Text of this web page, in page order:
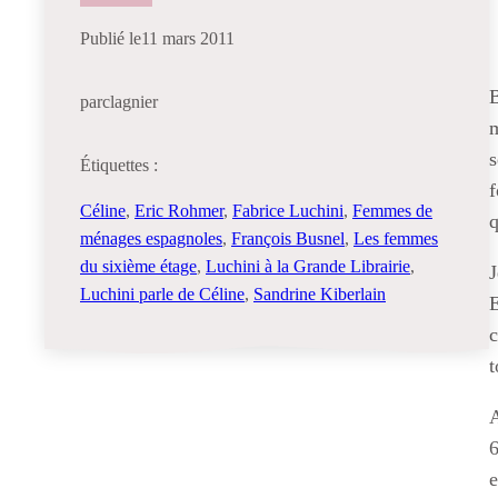
Publié le11 mars 2011
parclagnier
Étiquettes :
Céline, Eric Rohmer, Fabrice Luchini, Femmes de
ménages espagnoles, François Busnel, Les femmes
du sixième étage, Luchini à la Grande Librairie
Luchini parle de Céline, Sandrine Kiberlain